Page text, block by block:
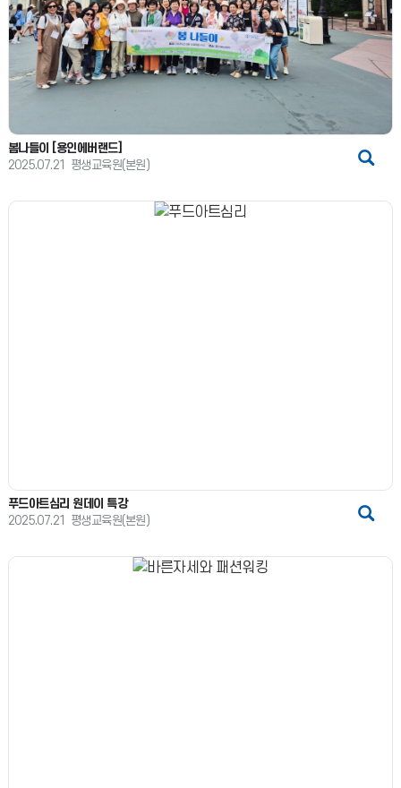
봄나들이 [용인에버랜드]
2025.07.21
평생교육원(본원)
푸드아트심리 원데이 특강
2025.07.21
평생교육원(본원)